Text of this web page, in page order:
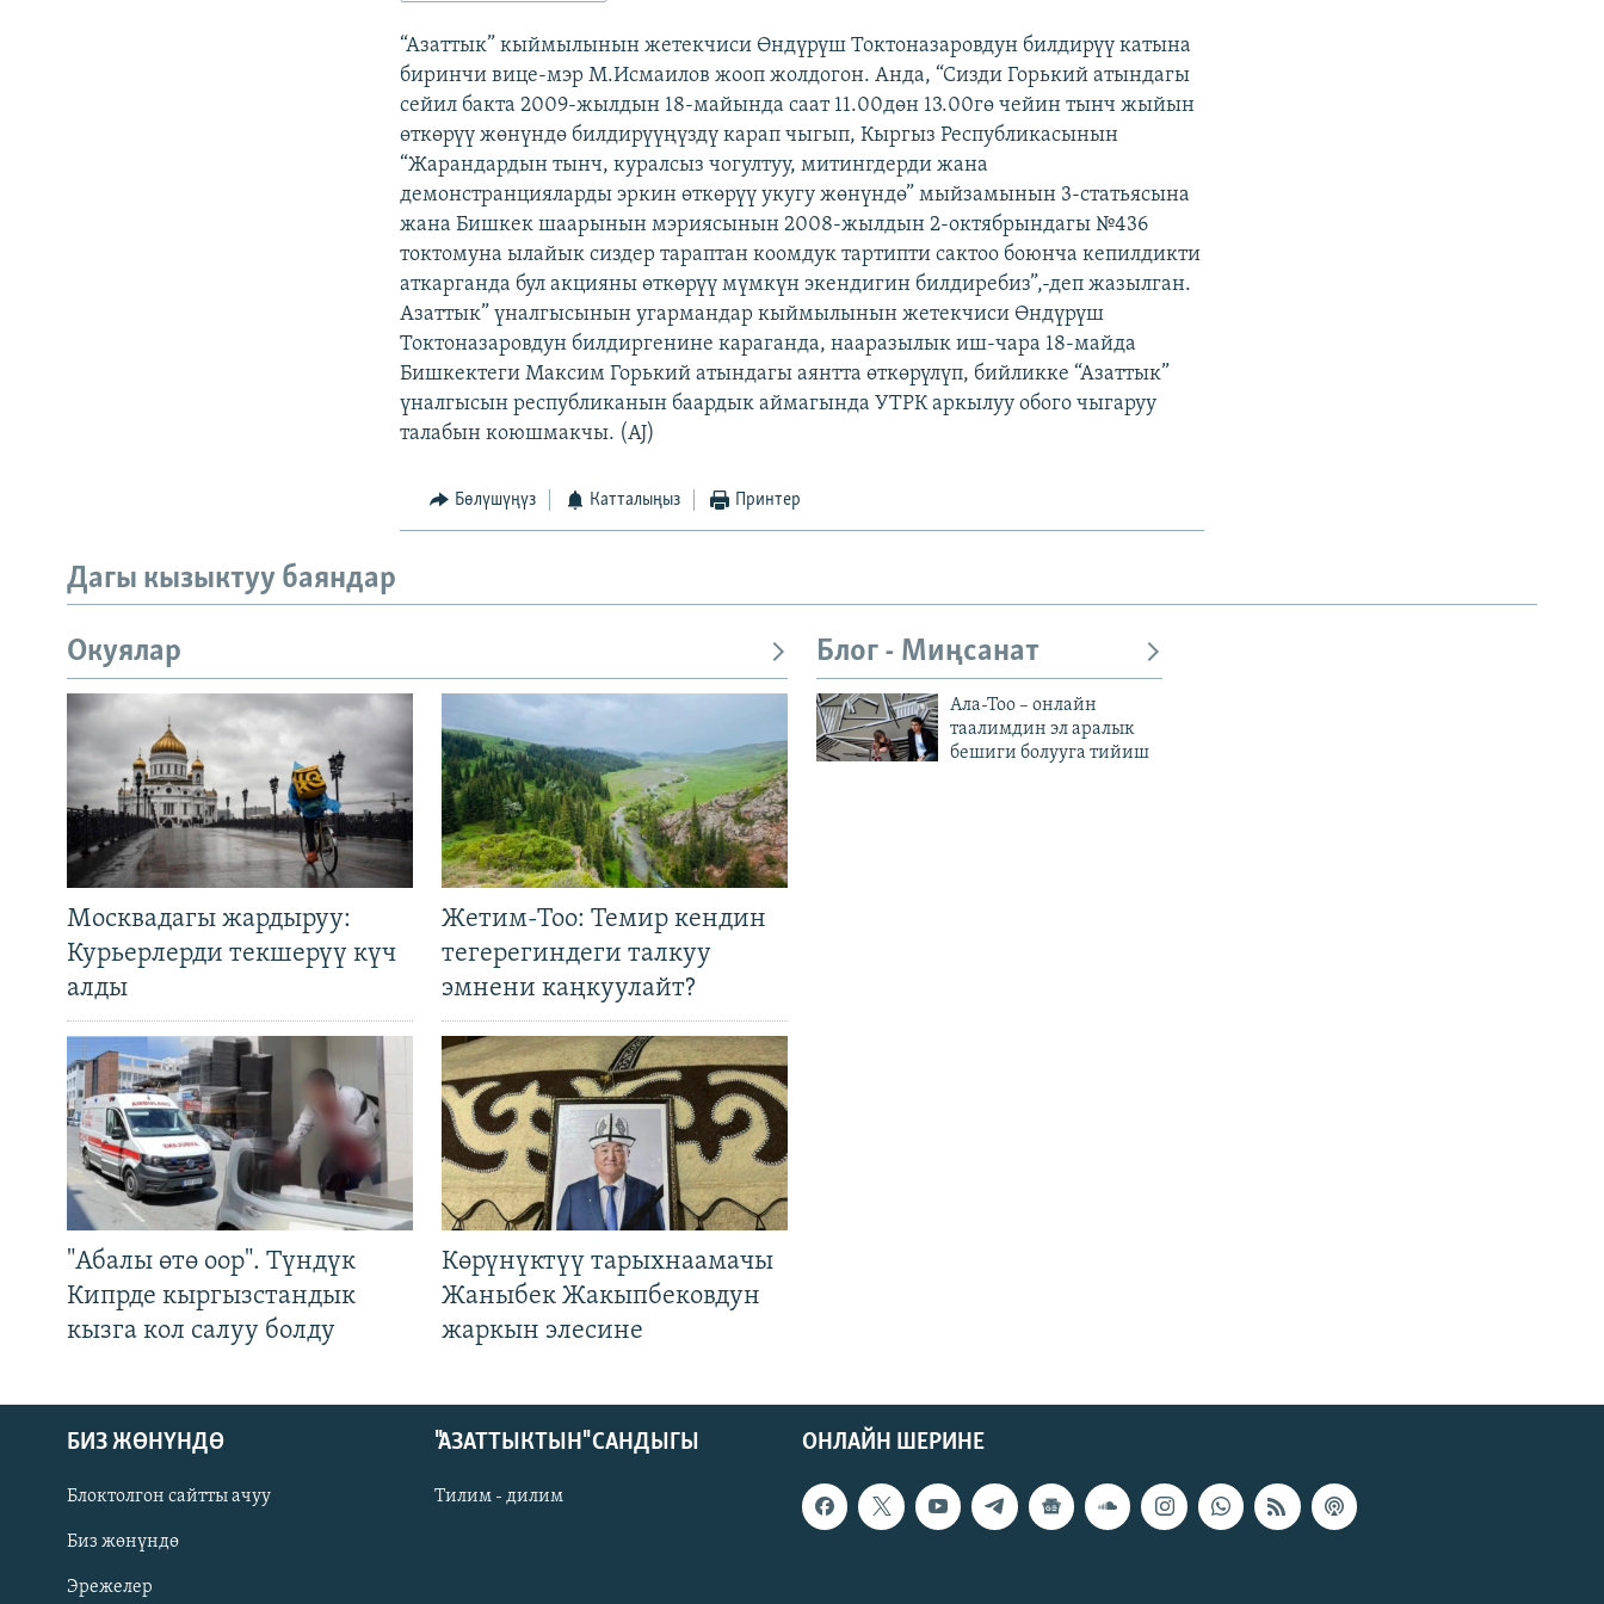
Русский
“Азаттык” кыймылынын жетекчиси Өндүрүш Токтоназаровдун билдирүү катына
биринчи вице-мэр М.Исмаилов жооп жолдогон. Анда, “Сизди Горький атындагы
сейил бакта 2009-жылдын 18-майында саат 11.00дөн 13.00гө чейин тынч жыйын
өткөрүү жөнүндө билдирүүңүздү карап чыгып, Кыргыз Республикасынын
“Жарандардын тынч, куралсыз чогултуу, митингдерди жана
демонстранцияларды эркин өткөрүү укугу жөнүндө” мыйзамынын 3-статьясына
жана Бишкек шаарынын мэриясынын 2008-жылдын 2-октябрындагы №436
токтомуна ылайык сиздер тараптан коомдук тартипти сактоо боюнча кепилдикти
аткарганда бул акцияны өткөрүү мүмкүн экендигин билдиребиз”,-деп жазылган.
Азаттык” үналгысынын угармандар кыймылынын жетекчиси Өндүрүш
Токтоназаровдун билдиргенине караганда, нааразылык иш-чара 18-майда
Бишкектеги Максим Горький атындагы аянтта өткөрүлүп, бийликке “Азаттык”
үналгысын республиканын баардык аймагында УТРК аркылуу обого чыгаруу
талабын коюшмакчы. (AJ)
Бөлүшүңүз Катталыңыз Принтер
Дагы кызыктуу баяндар
Окуялар
Москвадагы жардыруу:
Курьерлерди текшерүү күч
алды
Жетим-Тоо: Темир кендин
тегерегиндеги талкуу
эмнени каңкуулайт?
"Абалы өтө оор". Түндүк
Кипрде кыргызстандык
кызга кол салуу болду
Көрүнүктүү тарыхнаамачы
Жаныбек Жакыпбековдун
жаркын элесине
Блог - Миңсанат
Ала-Тоо – онлайн
таалимдин эл аралык
бешиги болууга тийиш
ОНЛАЙН ШЕРИНЕ
БИЗ ЖӨНҮНДӨ
Блоктолгон сайтты ачуу
Биз жөнүндө
Эрежелер
"АЗАТТЫКТЫН" САНДЫГЫ
Тилим - дилим